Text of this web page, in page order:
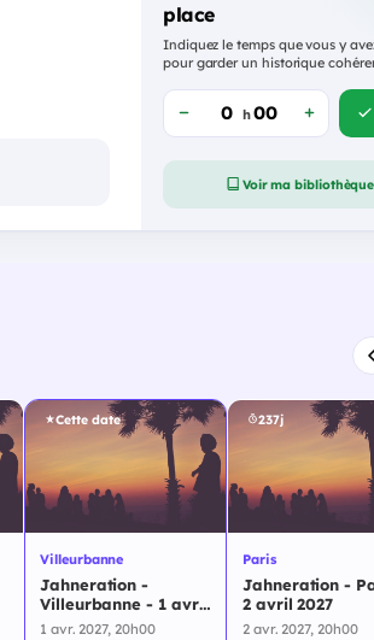
place
Indiquez le temps que vous y
pour garder un historique
h
Voir ma bibliothèque
Cette date
Villeurbanne
Jahneration -
Villeurbanne - 1 avril
2027
1 avr. 2027, 20h00
237j
Paris
Jahneration -
2 avril 2027
2 avr. 2027, 20h00